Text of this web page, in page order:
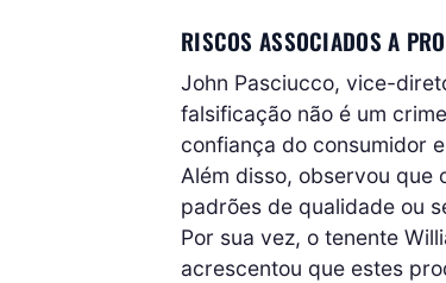
RISCOS ASSOCIADOS A
John Pasciucco, vice-
falsificação não é um
confiança do consumidor
Além disso, observou que
padrões de qualidade ou
Por sua vez, o tenente
acrescentou que estes